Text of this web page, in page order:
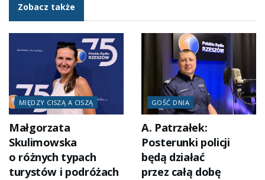
Zobacz także
MIĘDZY CISZĄ A CISZĄ
Małgorzata
Skulimowska
o różnych typach
turystów i podróżach
GOŚĆ DNIA
A. Patrzałek:
Posterunki policji
będą działać
przez całą dobę